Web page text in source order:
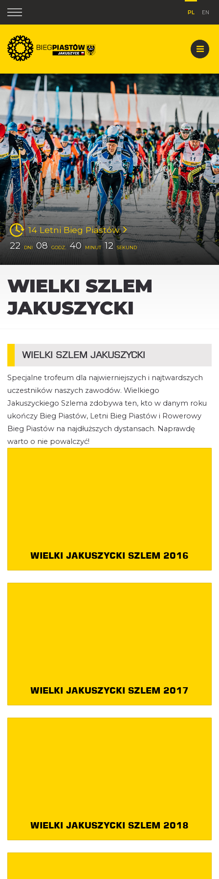
PL EN
14 Letni Bieg Piastów
22 DNI 08 GODZ. 40 MINUT 12 SEKUND
WIELKI SZLEM
JAKUSZYCKI
WIELKI SZLEM JAKUSZYCKI
Specjalne trofeum dla najwierniejszych i najtwardszych
uczestników naszych zawodów. Wielkiego
Jakuszyckiego Szlema zdobywa ten, kto w danym roku
ukończy Bieg Piastów, Letni Bieg Piastów i Rowerowy
Bieg Piastów na najdłuższych dystansach. Naprawdę
warto o nie powalczyć!
WIELKI JAKUSZYCKI SZLEM 2016
WIELKI JAKUSZYCKI SZLEM 2017
WIELKI JAKUSZYCKI SZLEM 2018